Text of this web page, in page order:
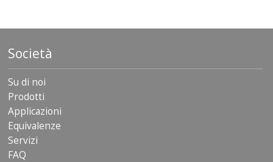
Società
Su di noi
Prodotti
Applicazioni
Equivalenze
Servizi
FAQ